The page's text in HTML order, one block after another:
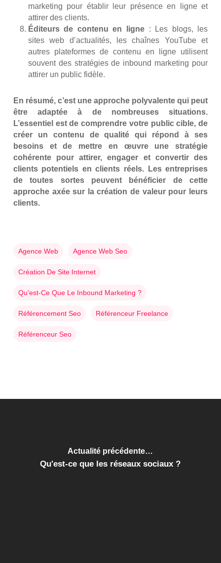
marketing pour établir leur présence en ligne et
attirer des clients.
Éditeurs de contenu en ligne : Les blogs, les
sites web d’actualités, les chaînes YouTube et
autres plateformes de contenu en ligne utilisent
souvent des stratégies de inbound marketing pour
attirer un public fidèle.
En résumé, c’est une approche polyvalente qui peut
être adaptée à de nombreuses situations.
L’essentiel est de comprendre votre public cible, de
créer un contenu de qualité qui répond à ses
besoins et de mettre en œuvre une stratégie
cohérente pour attirer, engager et convertir des
clients potentiels en clients réels. Les entreprises
de toutes sortes peuvent bénéficier de cette
approche axée sur la création de valeur pour leurs
clients.
Agence Web Agence Web Seo
Création De Site Internet
Qu'est-Ce Que Le Inbound Marketing ?
Référencement Seo Référenceur Freelance
Référenceur Seo
Actualité précédente…
Qu'est-ce que les réseaux sociaux ?